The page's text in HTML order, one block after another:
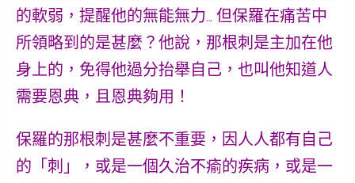
的軟弱，提醒他的無能無力… 但保羅在痛苦中
所領略到的是甚麼？他說，那根刺是主加在他
身上的，免得他過分抬舉自己，也叫他知道人
需要恩典，且恩典夠用 ！
保羅的那根刺是甚麼不重要，因人人都有自己
的「刺」
，或是一個久治不瘉的疾病，或是一